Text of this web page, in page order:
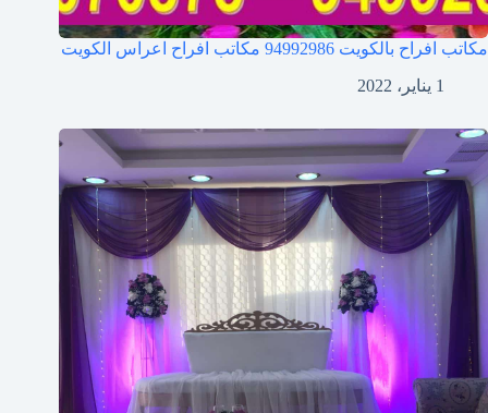
مكاتب افراح بالكويت 94992986 مكاتب افراح اعراس الكويت
1 يناير، 2022